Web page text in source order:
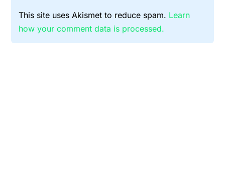
This site uses Akismet to reduce spam. Learn
how your comment data is processed.